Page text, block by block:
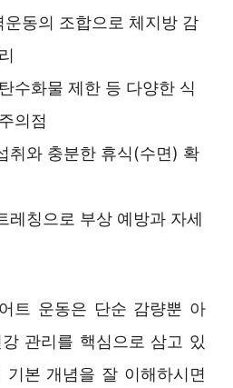
운동의 조합으로 체지방 감
수화물 제한 등 다양한 식
의점
취와 충분한 휴식(수면) 확
레칭으로 부상 예방과 자세
트 운동은 단순 감량뿐 아
관리를 핵심으로 삼고 있
기본 개념을 잘 이해하시면